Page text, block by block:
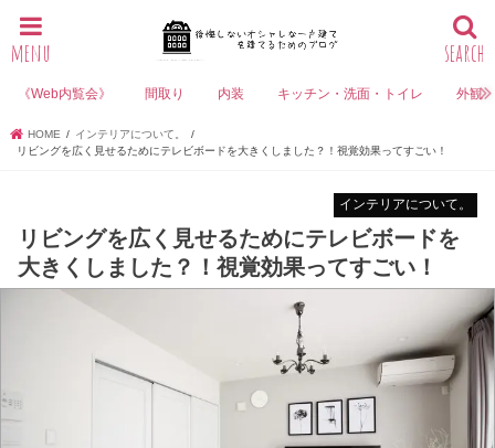
search
menu
《Web内覧会》 間取り 内装 キッチン・洗面・トイレ 外観
HOME
インテリアについて。
リビングを広く見せるためにテレビボードを大きくしました？！視覚効果ってすごい！
インテリアについて。
リビングを広く見せるためにテレビボードを
大きくしました？！視覚効果ってすごい！